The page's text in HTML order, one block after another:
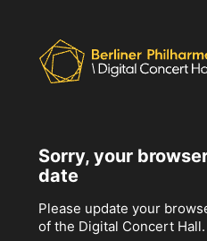
Sorry, your
date
Please update your
of the Digital Concert Hall.